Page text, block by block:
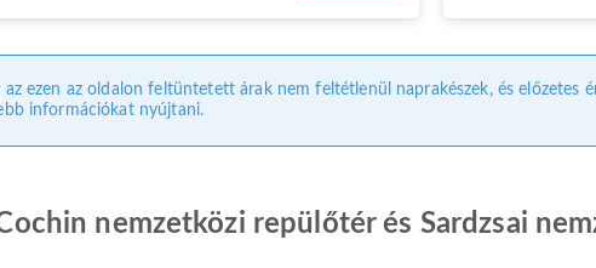
ezen az oldalon feltüntetett árak nem feltétlenül naprakészek, és előzetes
információkat nyújtani.
nemzetközi repülőtér és Sardzsai